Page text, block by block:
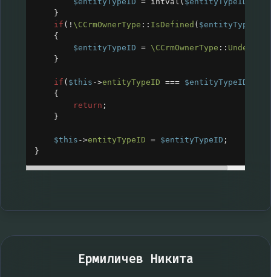
}
if ( ! \CCrmOwnerType :: IsDefined ( $entityTypeID
{
$entityTypeID = \CCrmOwnerType :: Undefined
}
if ( $this ->entityTypeID === $entityTypeID
{
return ;
}
$this ->entityTypeID = $entityTypeID ;
}
Ермиличев Никита